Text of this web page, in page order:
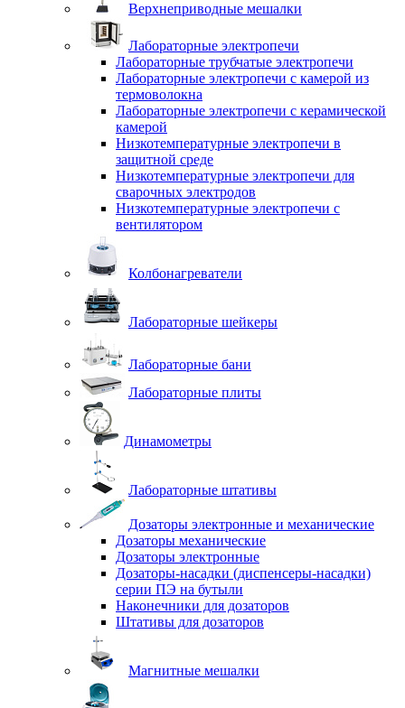
Верхнеприводные мешалки
Лабораторные электропечи
Лабораторные трубчатые электропечи
Лабораторные электропечи с камерой из
термоволокна
Лабораторные электропечи с керамической
камерой
Низкотемпературные электропечи в
защитной среде
Низкотемпературные электропечи для
cварочных электродов
Низкотемпературные электропечи с
вентилятором
Колбонагреватели
Лабораторные шейкеры
Лабораторные бани
Лабораторные плиты
Динамометры
Лабораторные штативы
Дозаторы электронные и механические
Дозаторы механические
Дозаторы электронные
Дозаторы-насадки (диспенсеры-насадки)
серии ПЭ на бутыли
Наконечники для дозаторов
Штативы для дозаторов
Магнитные мешалки